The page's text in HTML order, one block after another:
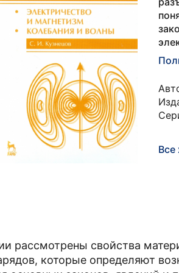
Все
рассмотрены свойства
которые определяют